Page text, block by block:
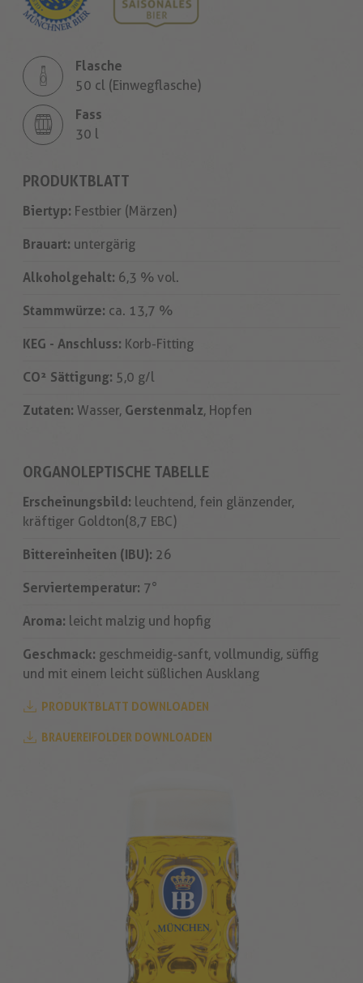
Flasche
50 cl (Einwegflasche)
Fass
30 l
PRODUKTBLATT
Biertyp: Festbier (Märzen)
Brauart: untergärig
Alkoholgehalt: 6,3 % vol.
Stammwürze: ca. 13,7 %
KEG - Anschluss: Korb-Fitting
CO² Sättigung: 5,0 g/l
Zutaten: Wasser, Gerstenmalz, Hopfen
ORGANOLEPTISCHE TABELLE
Erscheinungsbild: leuchtend, fein glänzender,
kräftiger Goldton (8,7 EBC)
Bittereinheiten (IBU): 26
Serviertemperatur: 7°
Aroma: leicht malzig und hopfig
Geschmack: geschmeidig-sanft, vollmundig, süffig
und mit einem leicht süßlichen Ausklang
PRODUKTBLATT DOWNLOADEN
BRAUEREIFOLDER DOWNLOADEN